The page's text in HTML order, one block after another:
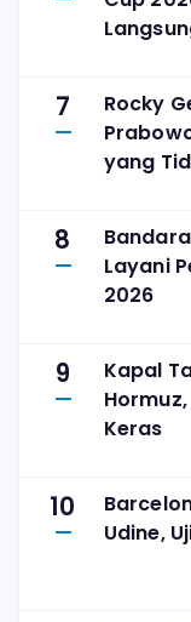
7
Rocky
yang
8
Layani
2026
9
Kapal
Keras
10
Udine,